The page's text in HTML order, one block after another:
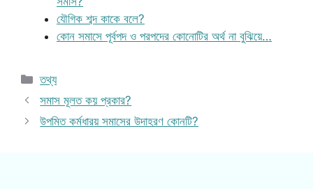
যৌগিক শব্দ কাকে বলে?
কোন সমাসে পূর্বপদ ও পরপদের কোনোটির অর্থ না বুঝিয়ে…
Categories
তথ্য
সমাস মূলত কয় প্রকার?
উপমিত কর্মধারয় সমাসের উদাহরণ কোনটি?